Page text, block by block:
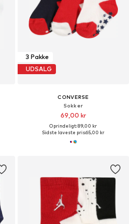
3 Pakke
UDSALG
CONVERSE
Sokker
69,00 kr
Oprindeligt: 89,00 kr
Sidste laveste pris:65,00 kr